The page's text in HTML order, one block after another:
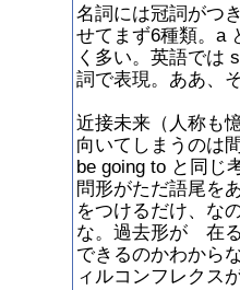
名詞には冠詞がつ
せてまず6種類。a
く多い。英語では
詞で表現。ああ、
近接未来（人称も
向いてしまうのは
be going to と同じ
問形がただ語尾を
をつけるだけ、な
な。過去形が 在
できるのかわから
ィルコンフレクス